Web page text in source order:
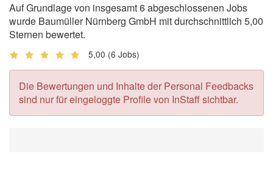
Auf Grundlage von insgesamt 6 abgeschlossenen Jobs
wurde Baumüller Nürnberg GmbH mit durchschnittlich 5,00
Sternen bewertet.
5,00 (6 Jobs)
Die Bewertungen und Inhalte der Personal Feedbacks
sind nur für eingeloggte Profile von InStaff sichtbar.